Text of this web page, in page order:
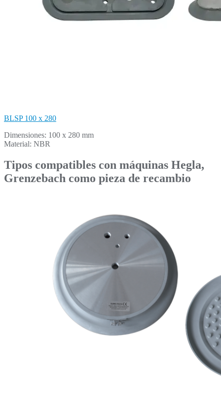
BLSP 100 x 280
Dimensiones: 100 x 280 mm
Material: NBR
Tipos compatibles con máquinas Hegla,
Grenzebach como pieza de recambio